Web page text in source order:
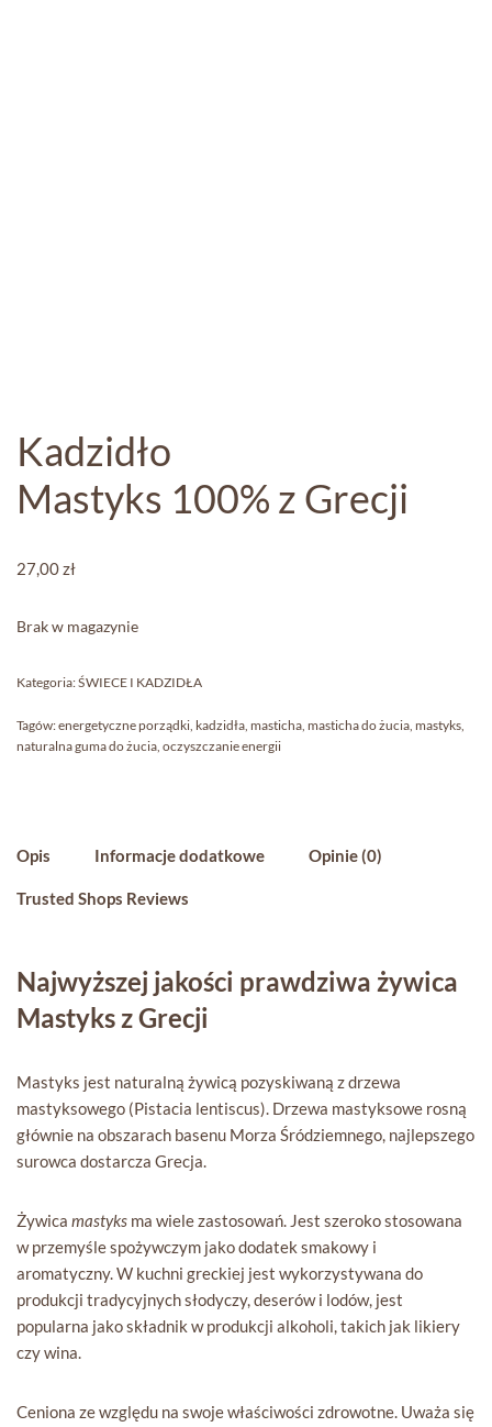
Kadzidło
Mastyks 100% z Grecji
27,00zł
Brak w magazynie
Kategoria:ŚWIECE I KADZIDŁA
Tagów:energetyczne porządki, kadzidła, masticha, masticha do żucia, mastyks,
naturalna guma do żucia, oczyszczanie energii
Opis Informacje dodatkowe Opinie (0)
Trusted Shops Reviews
Najwyższej jakości prawdziwa żywica
Mastyks z Grecji
Mastyks jest naturalną żywicą pozyskiwaną z drzewa
mastyksowego (Pistacia lentiscus). Drzewa mastyksowe rosną
głównie na obszarach basenu Morza Śródziemnego, najlepszego
surowca dostarcza Grecja.
Żywica mastyks ma wiele zastosowań. Jest szeroko stosowana
w przemyśle spożywczym jako dodatek smakowy i
aromatyczny. W kuchni greckiej jest wykorzystywana do
produkcji tradycyjnych słodyczy, deserów i lodów, jest
popularna jako składnik w produkcji alkoholi, takich jak likiery
czy wina.
Ceniona ze względu na swoje właściwości zdrowotne. Uważa się